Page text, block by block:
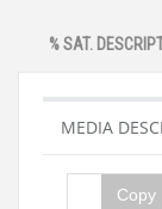
% SAT.
MEDIA
Copy